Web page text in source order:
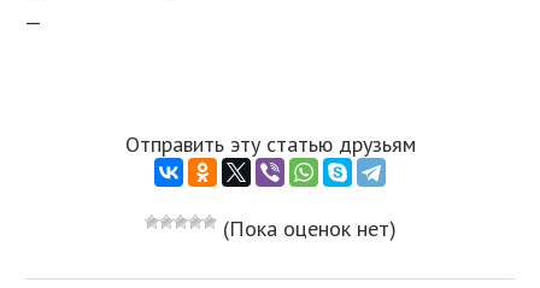
—
Отправить эту статью друзьям
(Пока оценок нет)